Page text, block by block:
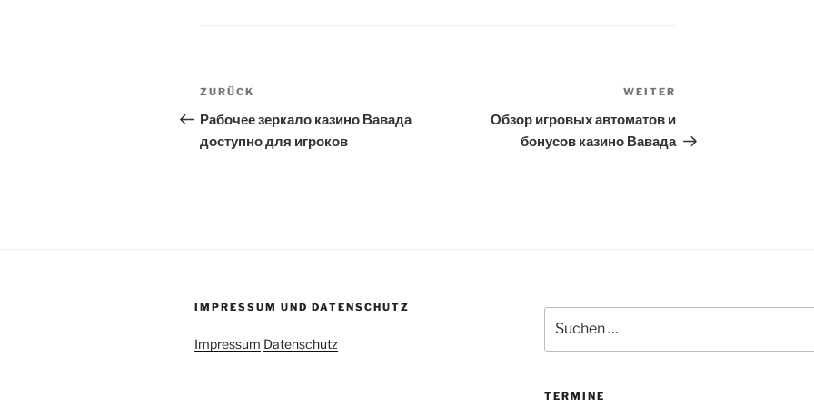
Beitragsnavigation
Vorheriger
Beitrag
ZURÜCK
Рабочее зеркало казино Вавада
доступно для игроков
Beitrag
WEITER
Обзор игровых автоматов и
бонусов казино Вавада
IMPRESSUM UND DATENSCHUTZ
Impressum Datenschutz
nach:
TERMINE